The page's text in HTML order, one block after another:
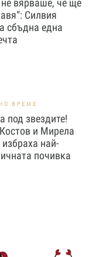
вярваше, че ще
Силвия
сбъдна една
ВРЕМЕ
под звездите!
и Мирела
най-
почивка